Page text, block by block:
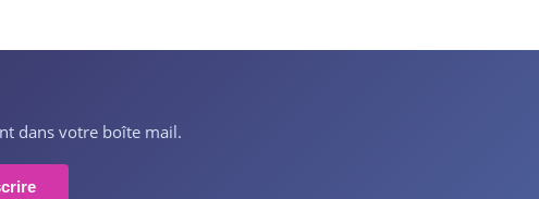
dans votre boîte mail.